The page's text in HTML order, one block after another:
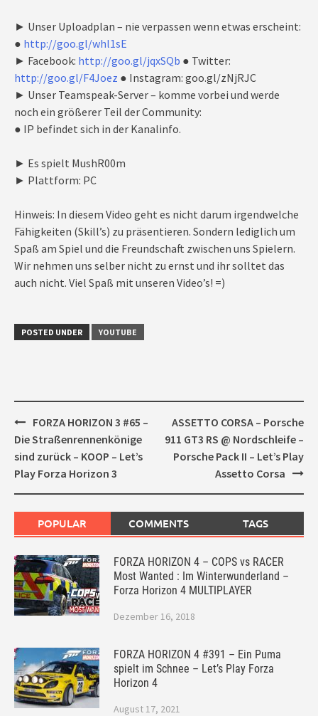
► Unser Uploadplan – nie verpassen wenn etwas erscheint:
● http://goo.gl/whl1sE
► Facebook: http://goo.gl/jqxSQb ● Twitter:
http://goo.gl/F4Joez ● Instagram: goo.gl/zNjRJC
► Unser Teamspeak-Server – komme vorbei und werde
noch ein größerer Teil der Community:
● IP befindet sich in der Kanalinfo.
► Es spielt MushR00m
► Plattform: PC
Hinweis: In diesem Video geht es nicht darum irgendwelche
Fähigkeiten (Skill’s) zu präsentieren. Sondern lediglich um
Spaß am Spiel und die Freundschaft zwischen uns Spielern.
Wir nehmen uns selber nicht zu ernst und ihr solltet das
auch nicht. Viel Spaß mit unseren Video’s! =)
POSTED UNDER YOUTUBE
Post
navigation
FORZA HORIZON 3 #65 –
Die Straßenrennenkönige
sind zurück – KOOP – Let’s
Play Forza Horizon 3
ASSETTO CORSA – Porsche
911 GT3 RS @ Nordschleife –
Porsche Pack II – Let’s Play
Assetto Corsa
POPULAR COMMENTS TAGS
FORZA HORIZON 4 – COPS vs RACER
Most Wanted : Im Winterwunderland –
Forza Horizon 4 MULTIPLAYER
Dezember 16, 2018
FORZA HORIZON 4 #391 – Ein Puma
spielt im Schnee – Let’s Play Forza
Horizon 4
August 17, 2021